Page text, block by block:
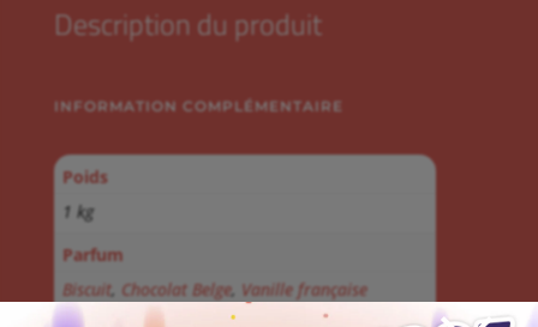
Description du produit
INFORMATION COMPLÉMENTAIRE
Poids
1 kg
Parfum
Biscuit, Chocolat Belge, Vanille française